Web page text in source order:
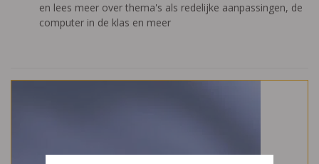
en lees meer over thema's als redelijke aanpassingen, de
computer in de klas en meer